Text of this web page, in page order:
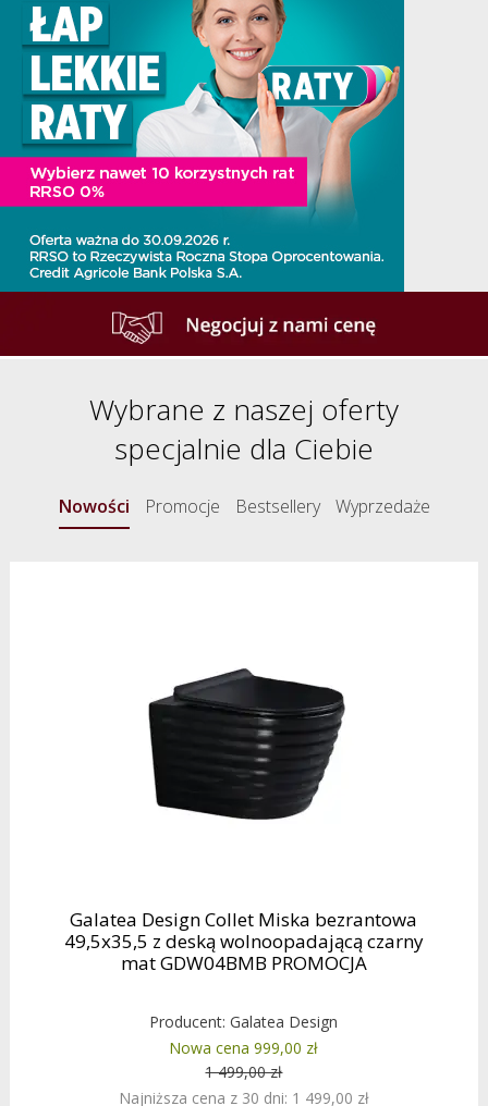
Wybrane z naszej oferty
specjalnie dla Ciebie
Nowości Promocje Bestsellery Wyprzedaże
Galatea Design Collet Miska bezrantowa
49,5x35,5 z deską wolnoopadającą czarny
mat GDW04BMB PROMOCJA
Producent:Galatea Design
Nowa cena 999,00 zł
1 499,00 zł
Najniższa cena z 30 dni: 1 499,00 zł